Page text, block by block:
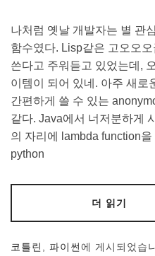
나처럼 옛날 개발자는 별 관
함수였다. Lisp같은 고오오
쓴다고 주워듣고 있었는데,
이템이 되어 있네. 아주 새로
간편하게 쓸 수 있는
같다. Java에서 너저분하게
의 자리에 lambda function
python
더 읽기
코틀린 파이썬에 게시되었습